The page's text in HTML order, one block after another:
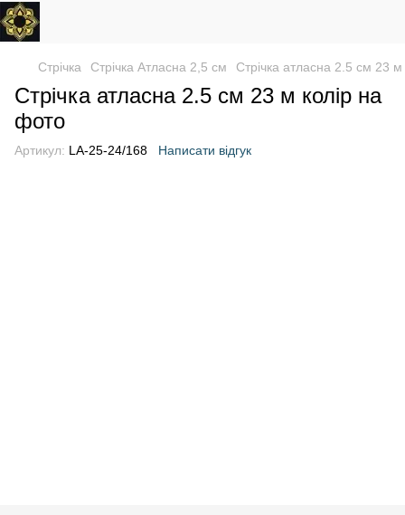
Стрічка Стрічка Атласна 2,5 см Стрічка атласна 2.5 см 23
Стрічка атласна 2.5 см 23 м колір на
фото
Артикул: LA-25-24/168 Написати відгук